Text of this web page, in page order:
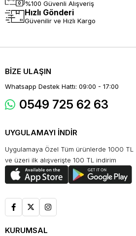
%100 Güvenli Alışveriş
Hızlı Gönderi
Güvenilir ve Hızlı Kargo
BİZE ULAŞIN
Whatsapp Destek Hattı: 09:00 - 17:00
0549 725 62 63
UYGULAMAYI İNDİR
Uygulamaya Özel Tüm ürünlerde 1000 TL
ve üzeri ilk alışverişte 100 TL indirim
KURUMSAL